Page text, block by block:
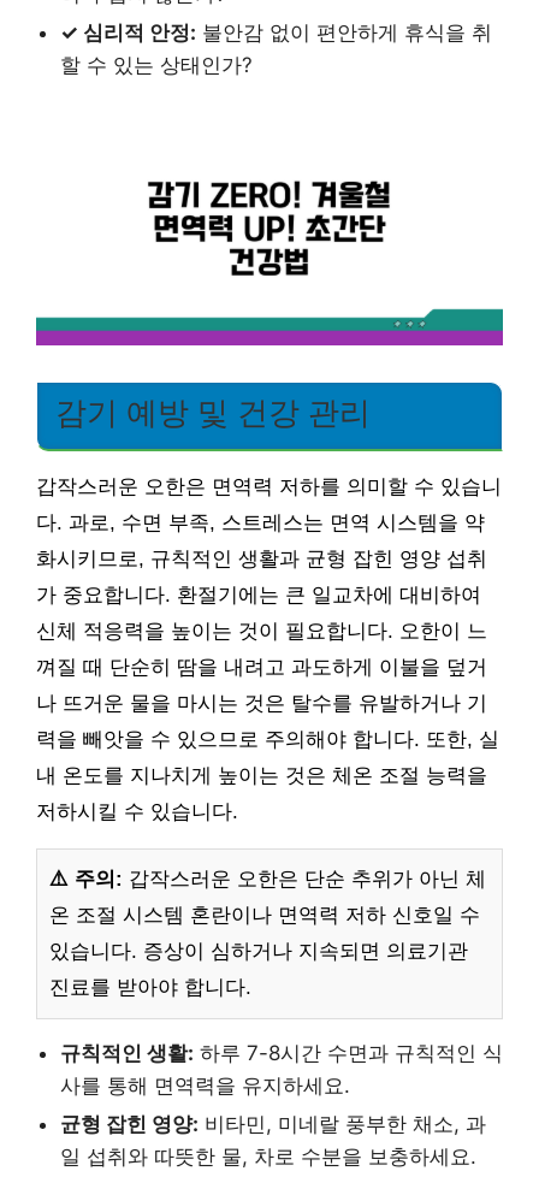
✓ 심리적 안정: 불안감 없이 편안하게 휴식을 취
할 수 있는 상태인가?
감기 예방 및 건강 관리
갑작스러운 오한은 면역력 저하를 의미할 수 있습니
다. 과로, 수면 부족, 스트레스는 면역 시스템을 약
화시키므로, 규칙적인 생활과 균형 잡힌 영양 섭취
가 중요합니다. 환절기에는 큰 일교차에 대비하여
신체 적응력을 높이는 것이 필요합니다. 오한이 느
껴질 때 단순히 땀을 내려고 과도하게 이불을 덮거
나 뜨거운 물을 마시는 것은 탈수를 유발하거나 기
력을 빼앗을 수 있으므로 주의해야 합니다. 또한, 실
내 온도를 지나치게 높이는 것은 체온 조절 능력을
저하시킬 수 있습니다.
⚠️ 주의: 갑작스러운 오한은 단순 추위가 아닌 체
온 조절 시스템 혼란이나 면역력 저하 신호일 수
있습니다. 증상이 심하거나 지속되면 의료기관
진료를 받아야 합니다.
규칙적인 생활: 하루 7-8시간 수면과 규칙적인 식
사를 통해 면역력을 유지하세요.
균형 잡힌 영양: 비타민, 미네랄 풍부한 채소, 과
일 섭취와 따뜻한 물, 차로 수분을 보충하세요.